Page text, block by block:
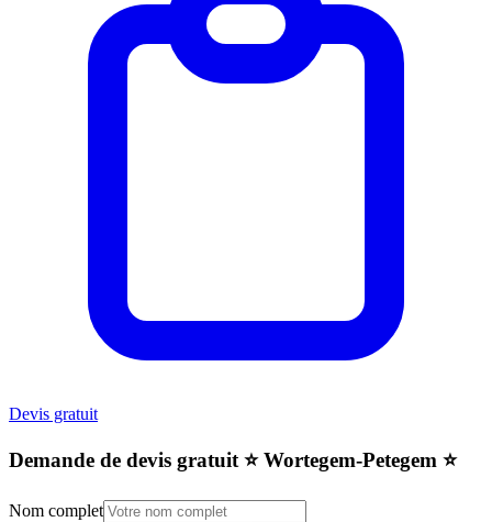
Devis gratuit
Demande de devis gratuit ⭐️ Wortegem-Petegem ⭐️
Nom complet